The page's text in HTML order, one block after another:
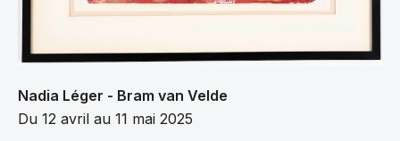
Nadia Léger - Bram van Velde
Du 12 avril au 11 mai 2025